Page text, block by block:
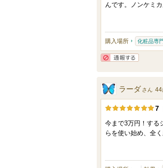
んです。ノンケミ
購入場所 化粧品専
ラーダ さん 44
7
今まで3万円！する
らを使い始め、全